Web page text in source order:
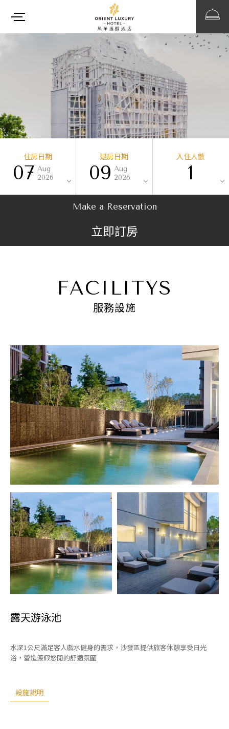
住房日期
07 Aug
2026
退房日期
09 Aug
2026
入住人數
1
Make a Reservation
立即訂房
FACILITYS
服務設施
露天游泳池
水深1公尺滿足客人戲水健身的需求，沙發區提供旅客休憩享受日光
浴，營造渡假悠閒的舒適氛圍
設施說明